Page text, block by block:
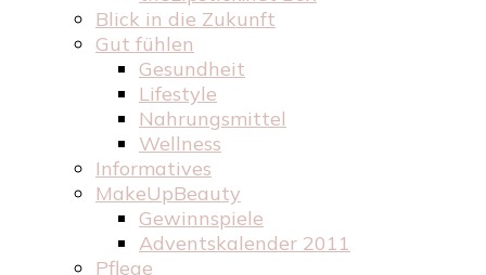
Blick in die Zukunft
Gut fühlen
Gesundheit
Lifestyle
Nahrungsmittel
Wellness
Informatives
MakeUpBeauty
Gewinnspiele
Adventskalender 2011
Pflege